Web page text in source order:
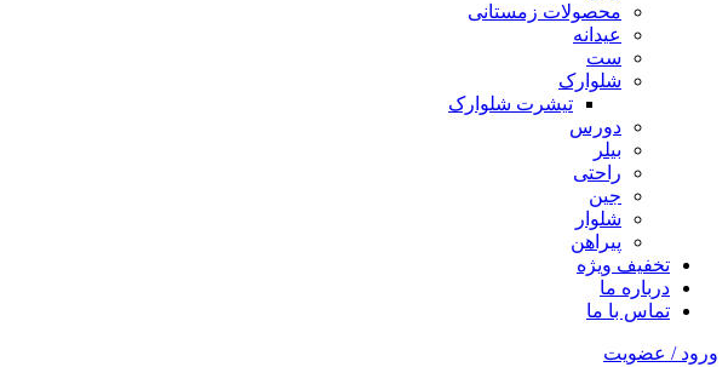
محصولات زمستانی
عیدانه
ست
شلوارک
تیشرت شلوارک
دورس
بیلر
راحتی
جین
شلوار
پیراهن
تخفیف ویژه
درباره ما
تماس با ما
ورود / عضویت